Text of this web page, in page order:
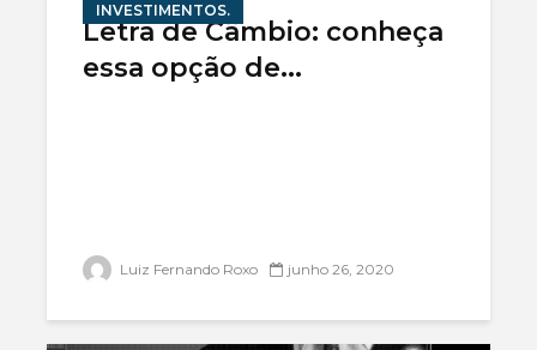
INVESTIMENTOS.
Letra de Câmbio: conheça
essa opção de...
Luiz Fernando Roxo junho 26, 2020